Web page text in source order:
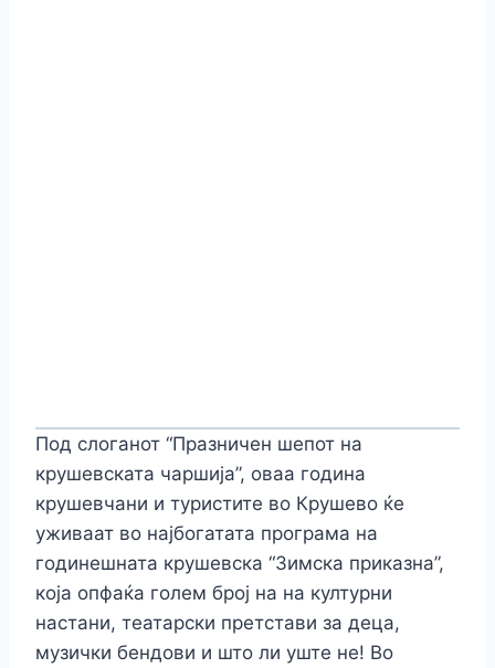
Под слоганот “Празничен шепот на
крушевската чаршија”, оваа година
крушевчани и туристите во Крушево ќе
уживаат во најбогатата програма на
годинешната крушевска “Зимска приказна”,
која опфаќа голем број на на културни
настани, театарски претстави за деца,
музички бендови и што ли уште не! Во